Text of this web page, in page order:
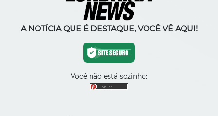
A NOTÍCIA QUE É DESTAQUE, VOCÊ VÊ AQUI!
Você não está sozinho: